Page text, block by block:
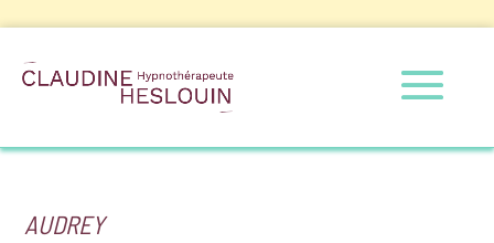
AUDREY